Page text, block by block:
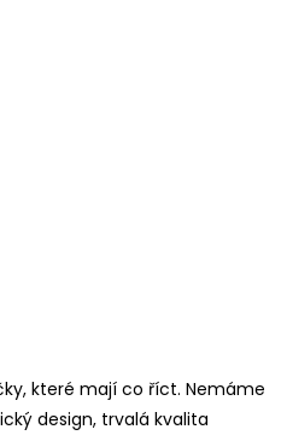
které mají co říct. Nemáme
design, trvalá kvalita